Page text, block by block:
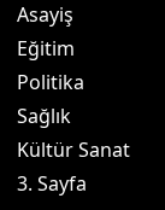
Asayiş
Eğitim
Politika
Sağlık
Kültür Sanat
3. Sayfa